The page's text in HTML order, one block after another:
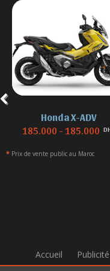
Aprilia RS
54.950 - 61.950
* Prix de vente public au Maroc
Accueil Publicité